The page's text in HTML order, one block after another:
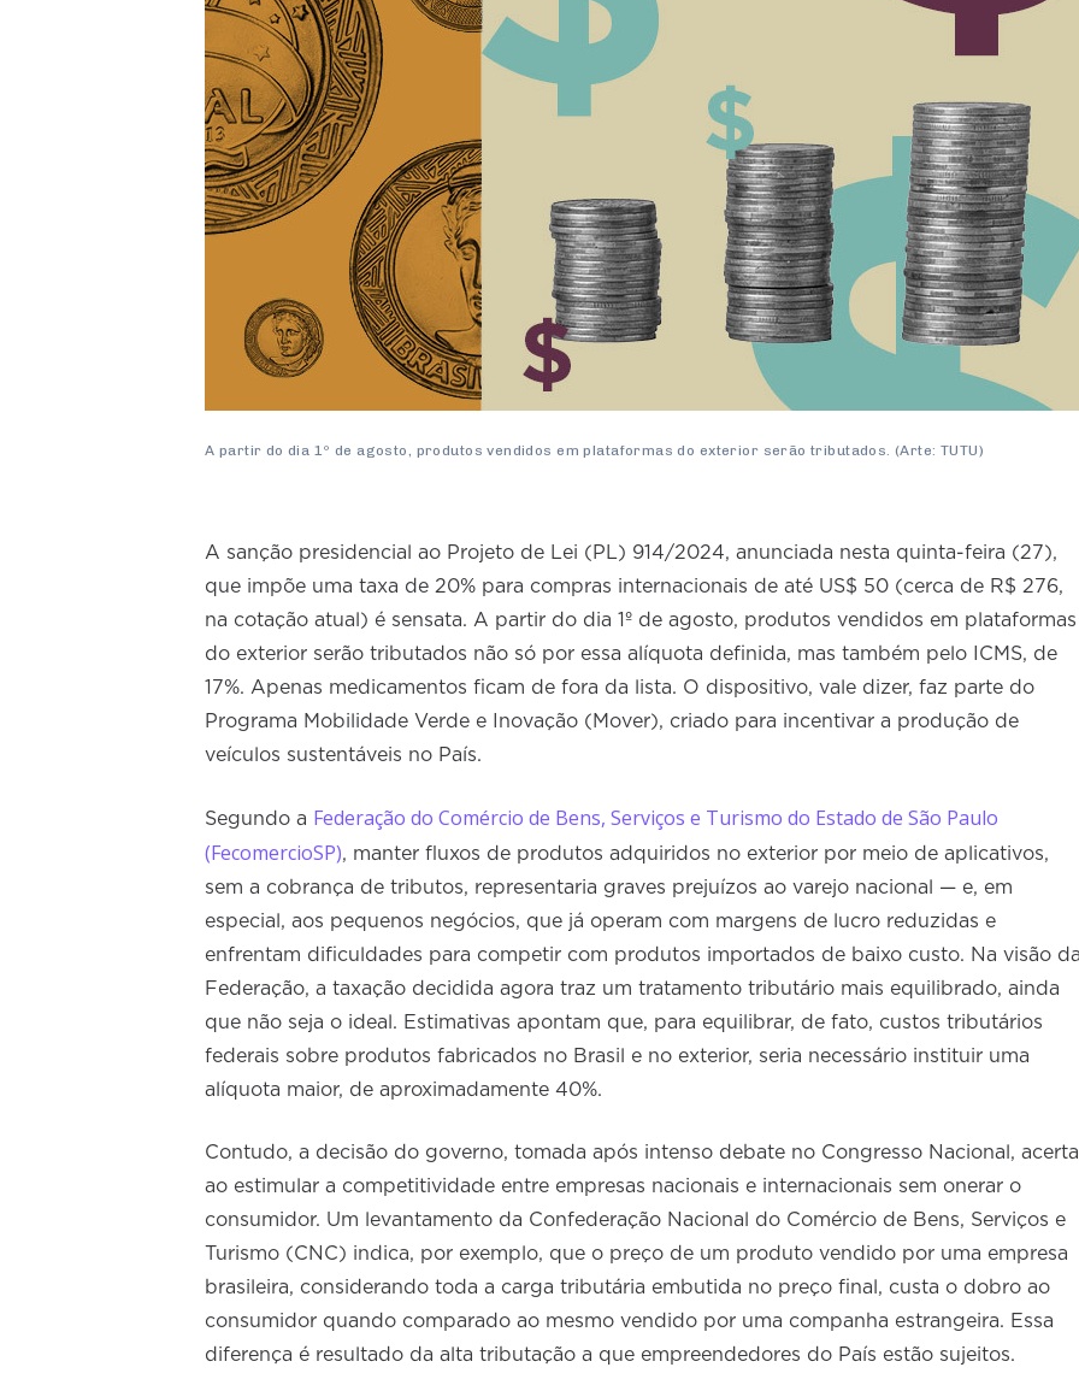
A partir do dia 1º de agosto, produtos vendidos em plataformas do exterior serão tributados. (Arte: TUTU)
A sanção presidencial ao Projeto de Lei (PL) 914/2024, anunciada nesta quinta-feira (27),
que impõe uma taxa de 20% para compras internacionais de até US$ 50 (cerca de R$ 276,
na cotação atual) é sensata. A partir do dia 1º de agosto, produtos vendidos em plataformas
do exterior serão tributados não só por essa alíquota definida, mas também pelo ICMS, de
17%. Apenas medicamentos ficam de fora da lista. O dispositivo, vale dizer, faz parte do
Programa Mobilidade Verde e Inovação (Mover), criado para incentivar a produção de
veículos sustentáveis no País.
Segundo a Federação do Comércio de Bens, Serviços e Turismo do Estado de São Paulo
(FecomercioSP), manter fluxos de produtos adquiridos no exterior por meio de aplicativos,
sem a cobrança de tributos, representaria graves prejuízos ao varejo nacional — e, em
especial, aos pequenos negócios, que já operam com margens de lucro reduzidas e
enfrentam dificuldades para competir com produtos importados de baixo custo. Na visão da
Federação, a taxação decidida agora traz um tratamento tributário mais equilibrado, ainda
que não seja o ideal. Estimativas apontam que, para equilibrar, de fato, custos tributários
federais sobre produtos fabricados no Brasil e no exterior, seria necessário instituir uma
alíquota maior, de aproximadamente 40%.
Contudo, a decisão do governo, tomada após intenso debate no Congresso Nacional, acerta
ao estimular a competitividade entre empresas nacionais e internacionais sem onerar o
consumidor. Um levantamento da Confederação Nacional do Comércio de Bens, Serviços e
Turismo (CNC) indica, por exemplo, que o preço de um produto vendido por uma empresa
brasileira, considerando toda a carga tributária embutida no preço final, custa o dobro ao
consumidor quando comparado ao mesmo vendido por uma companha estrangeira. Essa
diferença é resultado da alta tributação a que empreendedores do País estão sujeitos.